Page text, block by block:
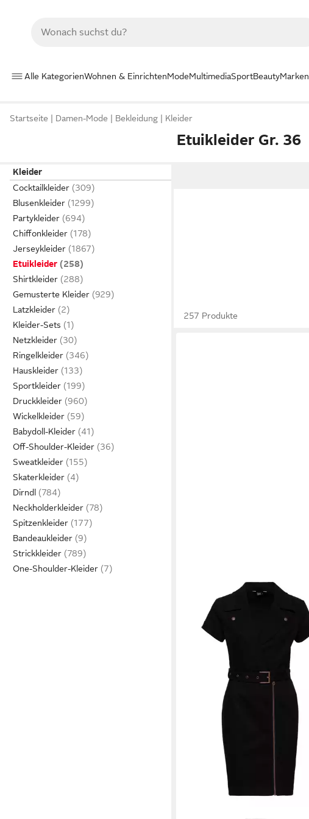
Alle KategorienWohnen & EinrichtenModeMultimediaSportBeautyMarken
Startseite Damen-Mode Bekleidung Kleider
Etuikleider Gr. 36
Kleider
Cocktailkleider
Blusenkleider
Partykleider
Chiffonkleider
Jerseykleider
Etuikleider
Shirtkleider
Gemusterte Kleider
Latzkleider
Kleider-Sets
Netzkleider
Ringelkleider
Hauskleider
Sportkleider
Druckkleider
Wickelkleider
Babydoll-Kleider
Off-Shoulder-Kleider
Sweatkleider
Skaterkleider
Dirndl
Neckholderkleider
Spitzenkleider
Bandeaukleider
Strickkleider
One-Shoulder-Kleider
257 Produkte